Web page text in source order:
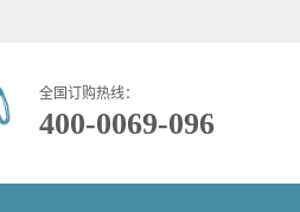
全国订购热线：
400-0069-096